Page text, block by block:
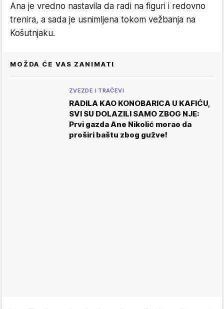
Ana je vredno nastavila da radi na figuri i redovno
trenira, a sada je usnimljena tokom vežbanja na
Košutnjaku.
MOŽDA ĆE VAS ZANIMATI
ZVEZDE I TRAČEVI
RADILA KAO KONOBARICA U KAFIĆU,
SVI SU DOLAZILI SAMO ZBOG NJE:
Prvi gazda Ane Nikolić morao da
proširi baštu zbog gužve!